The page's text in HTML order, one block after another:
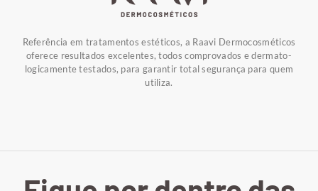
Referência em tratamentos estéticos, a Raavi Dermocosméticos
oferece resultados excelentes, todos comprovados e dermato-
logicamente testados, para garantir total segurança para quem
utiliza.